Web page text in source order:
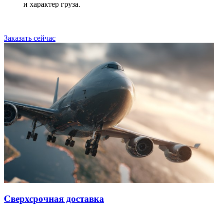
и характер груза.
Заказать сейчас
Сверхсрочная доставка